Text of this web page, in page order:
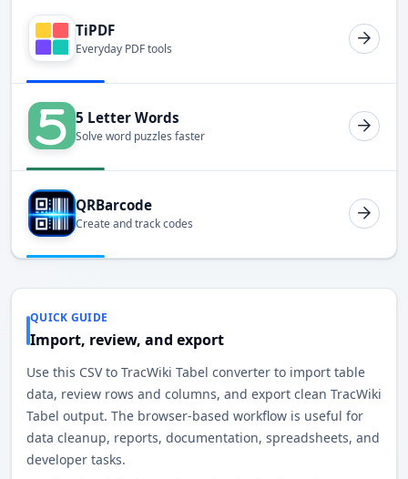
TiPDF
Everyday PDF tools
5 Letter Words
Solve word puzzles faster
QRBarcode
Create and track codes
QUICK GUIDE
Import, review, and export
Use this CSV to TracWiki Tabel converter to import table
data, review rows and columns, and export clean TracWiki
Tabel output. The browser-based workflow is useful for
data cleanup, reports, documentation, spreadsheets, and
developer tasks.